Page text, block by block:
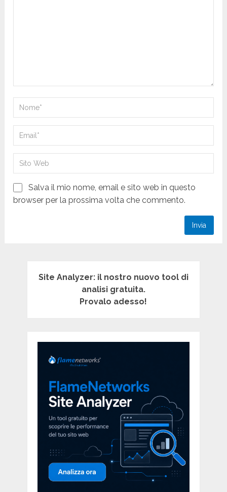
Salva il mio nome, email e sito web in questo
browser per la prossima volta che commento.
Site Analyzer: il nostro nuovo tool di
analisi gratuita.
Provalo adesso!